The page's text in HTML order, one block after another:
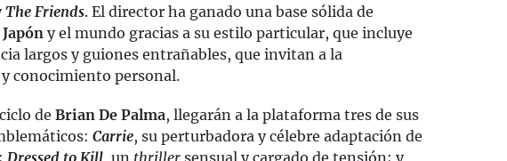
The Friends. El director ha ganado una base sólida de
Japón y el mundo gracias a su estilo particular, que incluye
largos y guiones entrañables, que invitan a la
conocimiento personal.
de Brian De Palma, llegarán a la plataforma tres de sus
Carrie, su perturbadora y célebre adaptación de
Dressed to Kill, un thriller sensual y cargado de tensión; y